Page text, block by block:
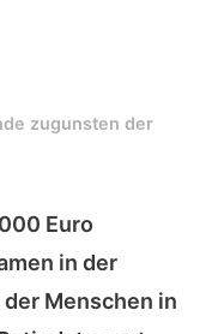
zugunsten der
Euro
in der
Menschen in